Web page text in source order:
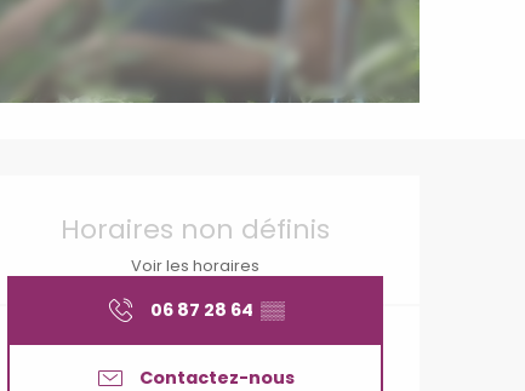
Ouverture et
Horaires non définis
Voir les horaires
06 87 28 64 ▒▒
Contactez-nous